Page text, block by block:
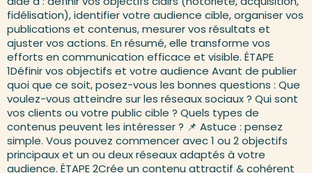
fidélisation), identifier votre audience cible, organiser vos
publications et contenus, mesurer vos résultats et
ajuster vos actions. En résumé, elle transforme vos
efforts en communication efficace et visible. ÉTAPE
1Définir vos objectifs et votre audience Avant de publier
quoi que ce soit, posez-vous les bonnes questions : Que
voulez-vous atteindre sur les réseaux sociaux ? Qui sont
vos clients ou votre public cible ? Quels types de
contenus peuvent les intéresser ? 📌 Astuce : pensez
simple. Vous pouvez commencer avec 1 ou 2 objectifs
principaux et un ou deux réseaux adaptés à votre
audience. ÉTAPE 2Crée un contenu attractif & cohérent